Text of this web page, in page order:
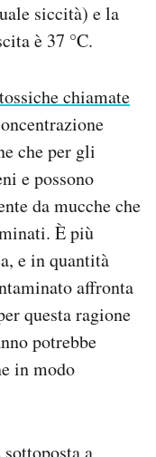
siccità) e la
è 37 °C.
chiamate
che per gli
e possono
da mucche che
È più
e in quantità
affronta
questa ragione
potrebbe
in modo